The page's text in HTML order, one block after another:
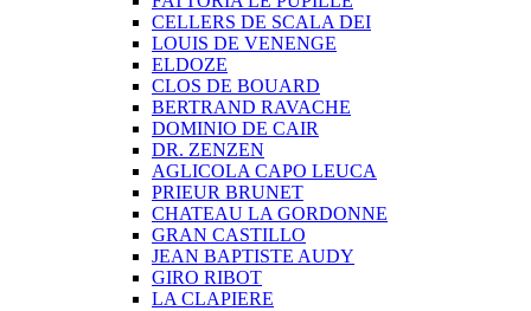
CELLERS DE SCALA DEI
LOUIS DE VENENGE
ELDOZE
CLOS DE BOUARD
BERTRAND RAVACHE
DOMINIO DE CAIR
DR. ZENZEN
AGLICOLA CAPO LEUCA
PRIEUR BRUNET
CHATEAU LA GORDONNE
GRAN CASTILLO
JEAN BAPTISTE AUDY
GIRO RIBOT
LA CLAPIERE